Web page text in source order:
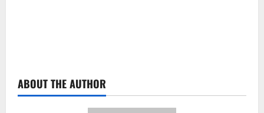
ABOUT THE AUTHOR